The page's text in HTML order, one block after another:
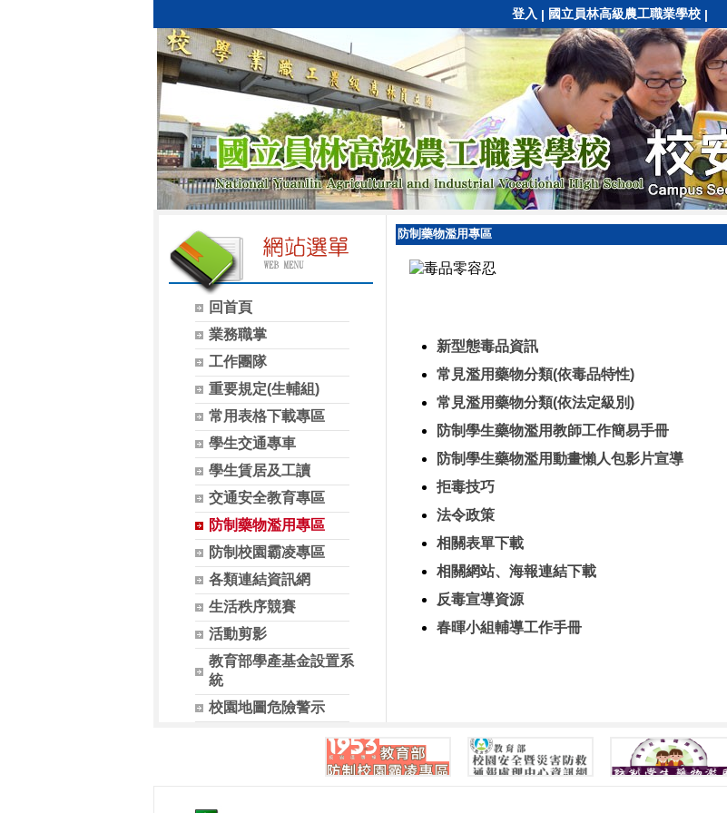
登入 | 國立員林高級農工職業學校 |
回首頁
業務職掌
工作團隊
重要規定(生輔組)
常用表格下載專區
學生交通專車
學生賃居及工讀
交通安全教育專區
防制藥物濫用專區
防制校園霸凌專區
各類連結資訊網
生活秩序競賽
活動剪影
教育部學產基金設置系
統
校園地圖危險警示
防制藥物濫用專區
新型態毒品資訊
常見濫用藥物分類(依毒品特性)
常見濫用藥物分類(依法定級別)
防制學生藥物濫用教師工作簡易手冊
防制學生藥物濫用動畫懶人包影片宣導
拒毒技巧
法令政策
相關表單下載
相關網站、海報連結下載
反毒宣導資源
春暉小組輔導工作手冊